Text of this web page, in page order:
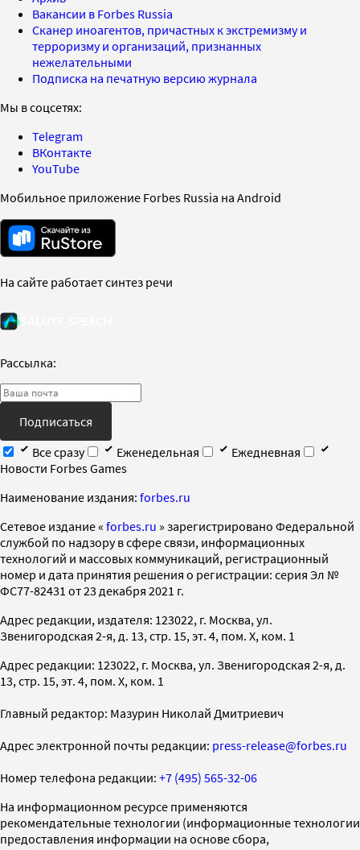
Вакансии в Forbes Russia
Сканер иноагентов, причастных к экстремизму и
терроризму и организаций, признанных
нежелательными
Подписка на печатную версию журнала
Мы в соцсетях:
Telegram
ВКонтакте
YouTube
Мобильное приложение Forbes Russia на Android
На сайте работает синтез речи
Рассылка:
Подписаться
Все сразу
Еженедельная
Ежедневная
Новости Forbes Games
Наименование издания: forbes.ru
Cетевое издание « forbes.ru » зарегистрировано Федеральной
службой по надзору в сфере связи, информационных
технологий и массовых коммуникаций, регистрационный
номер и дата принятия решения о регистрации: серия Эл №
ФС77-82431 от 23 декабря 2021 г.
Адрес редакции, издателя: 123022, г. Москва, ул.
Звенигородская 2-я, д. 13, стр. 15, эт. 4, пом. X, ком. 1
Адрес редакции: 123022, г. Москва, ул. Звенигородская 2-я, д.
13, стр. 15, эт. 4, пом. X, ком. 1
Главный редактор: Мазурин Николай Дмитриевич
Адрес электронной почты редакции: press-release@forbes.ru
Номер телефона редакции: +7 (495) 565-32-06
На информационном ресурсе применяются
рекомендательные технологии (информационные технологии
предоставления информации на основе сбора,